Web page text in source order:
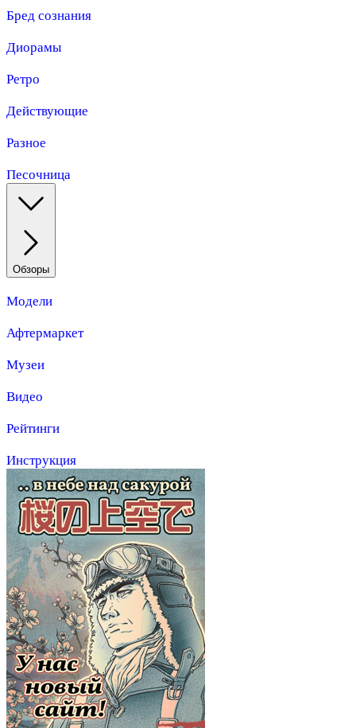
Бред сознания
Диорамы
Ретро
Действующие
Разное
Песочница
Обзоры
Модели
Афтермаркет
Музеи
Видео
Рейтинги
Инструкция